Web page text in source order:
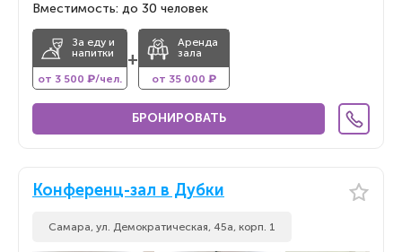
Вместимость: до 30 человек
За еду и
напитки
от 3 500 ₽/чел.
+
Аренда
зала
от 35 000 ₽
БРОНИРОВАТЬ
Конференц-зал в Дубки
Самара, ул. Демократическая, 45а, корп. 1